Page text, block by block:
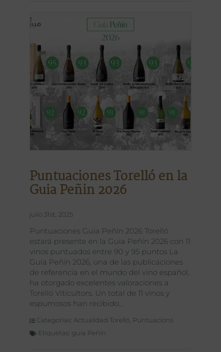
Puntuaciones Torelló en la
Guia Peñin 2026
julio 31st, 2025
Puntuaciones Guia Peñín 2026 Torelló
estará presente en la Guia Peñín 2026 con 11
vinos puntuados entre 90 y 95 puntos La
Guía Peñín 2026, una de las publicaciones
de referencia en el mundo del vino español,
ha otorgado excelentes valoraciones a
Torelló Viticultors. Un total de 11 vinos y
espumosos han recibido
Categorías: Actualidad Torelló Puntuacions
Etiquetas: guia Peñín